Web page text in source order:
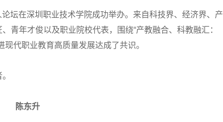
在深圳职业技术学院成功举办。来自科技界、经济界、产
青年才俊以及职业院校代表，围绕“产教融合、科教融汇：
代职业教育高质量发展达成了共识。
陈东升